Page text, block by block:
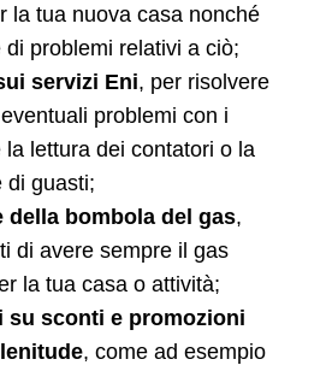
la tua nuova casa nonché
di problemi relativi a ciò;
servizi Eni, per risolvere
problemi con i
la lettura dei contatori o la
di guasti;
della bombola del gas,
di avere sempre il gas
la tua casa o attività;
su sconti e promozioni
, come ad esempio